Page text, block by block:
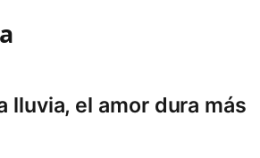
lluvia, el amor dura más